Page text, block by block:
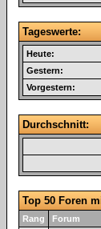
Tageswerte:
Heute:
Gestern:
Vorgestern:
Durchschnitt:
Top 50 Foren
Rang Forum